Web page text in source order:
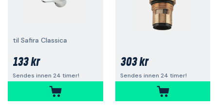
til Safira Classica
133 kr
Sendes innen 24 timer!
303 kr
Sendes innen 24 timer!